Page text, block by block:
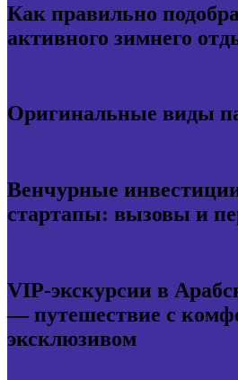
Как правильно
активного зимнего
Оригинальные виды
Венчурные
стартапы: вызовы и
VIP-экскурсии в
— путешествие с
эксклюзивом